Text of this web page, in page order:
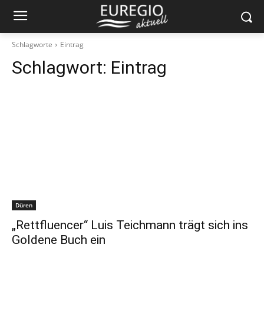
Schlagworte Eintrag
Schlagwort: Eintrag
Düren
„Rettfluencer“ Luis Teichmann trägt sich ins
Goldene Buch ein